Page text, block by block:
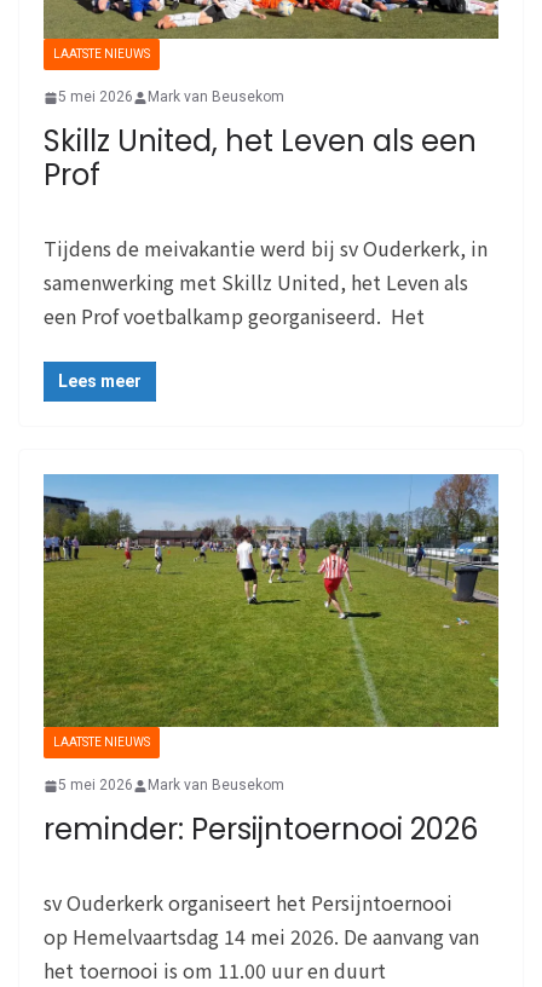
LAATSTE NIEUWS
5 mei 2026 Mark van Beusekom
Skillz United, het Leven als een
Prof
Tijdens de meivakantie werd bij sv Ouderkerk, in
samenwerking met Skillz United, het Leven als
een Prof voetbalkamp georganiseerd. Het
Lees meer
LAATSTE NIEUWS
5 mei 2026 Mark van Beusekom
reminder: Persijntoernooi 2026
sv Ouderkerk organiseert het Persijntoernooi
op Hemelvaartsdag 14 mei 2026. De aanvang van
het toernooi is om 11.00 uur en duurt